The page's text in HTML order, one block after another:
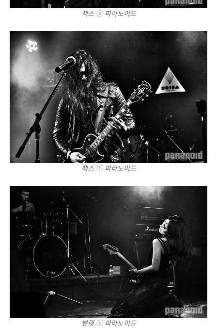
잭스 ⓒ 파라노이드
잭스 ⓒ 파라노이드
뷰렛 ⓒ 파라노이드